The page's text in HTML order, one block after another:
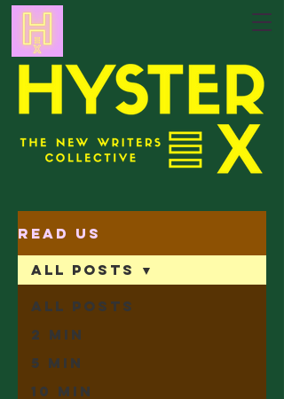
Read Us
All Posts
2 min
5 min
10 min
All Posts